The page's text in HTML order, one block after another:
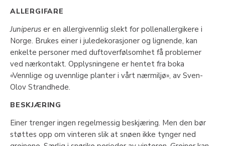
ALLERGIFARE
Juniperus er en allergivennlig slekt for pollenallergikere i
Norge. Brukes einer i juledekorasjoner og lignende, kan
enkelte personer med duftoverfølsomhet få problemer
ved nærkontakt. Opplysningene er hentet fra boka
«Vennlige og uvennlige planter i vårt nærmiljø», av Sven-
Olov Strandhede.
BESKJÆRING
Einer trenger ingen regelmessig beskjæring. Men den bør
støttes opp om vinteren slik at snøen ikke tynger ned